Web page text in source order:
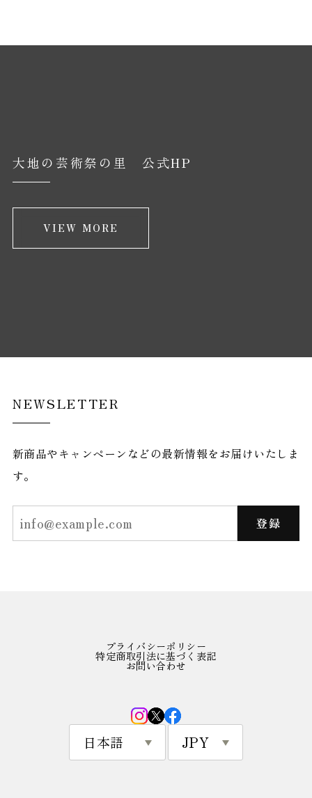
大地の芸術祭の里 公式HP
VIEW MORE
NEWSLETTER
新商品やキャンペーンなどの最新情報をお届けいたしま
す。
登録
プライバシーポリシー
特定商取引法に基づく表記
お問い合わせ